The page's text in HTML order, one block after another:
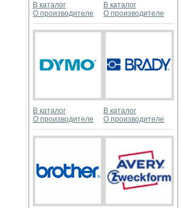
В каталог
О производителе
В каталог
О производителе
В каталог
О производителе
В каталог
О производителе